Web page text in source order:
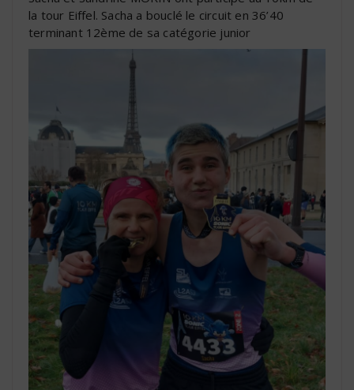
la tour Eiffel. Sacha a bouclé le circuit en 36’40
terminant 12ème de sa catégorie junior